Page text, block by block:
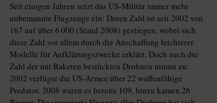
Seit einigen Jahren setzt das US-Militär immer mehr
unbemannte Flugzeuge ein: Deren Zahl ist seit 2002 von
167 auf über 6 000 (Stand 2008) gestiegen, wobei sich
diese Zahl vor allem durch die Anschaffung leichterer
Modelle für Aufklärungszwecke erklärt. Doch auch die
Zahl der mit Raketen bestückten Drohnen nimmt zu:
2002 verfügte die US-Armee über 22 waffenfähige
Predator. 2008 waren es bereits 109, hinzu kamen 26